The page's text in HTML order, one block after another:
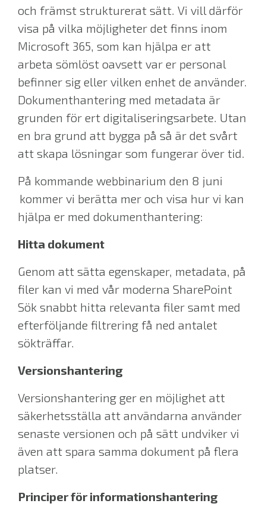
och främst strukturerat sätt. Vi vill därför
visa på vilka möjligheter det finns inom
Microsoft 365, som kan hjälpa er att
arbeta sömlöst oavsett var er personal
befinner sig eller vilken enhet de använder.
Dokumenthantering med metadata är
grunden för ert digitaliseringsarbete. Utan
en bra grund att bygga på så är det svårt
att skapa lösningar som fungerar över tid.
På kommande webbinarium den 8 juni
kommer vi berätta mer och visa hur vi kan
hjälpa er med dokumenthantering:
Hitta dokument
Genom att sätta egenskaper, metadata, på
filer kan vi med vår moderna SharePoint
Sök snabbt hitta relevanta filer samt med
efterföljande filtrering få ned antalet
sökträffar.
Versionshantering
Versionshantering ger en möjlighet att
säkerhetsställa att användarna använder
senaste versionen och på sätt undviker vi
även att spara samma dokument på flera
platser.
Principer för informationshantering